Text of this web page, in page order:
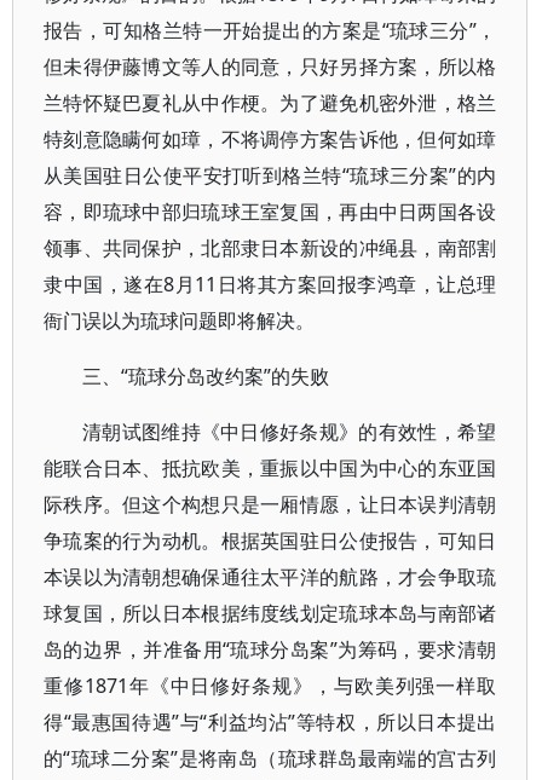
报告，可知格兰特一开始提出的方案是“琉球三分”，
但未得伊藤博文等人的同意，只好另择方案，所以格
兰特怀疑巴夏礼从中作梗。为了避免机密外泄，格兰
特刻意隐瞒何如璋，不将调停方案告诉他，但何如璋
从美国驻日公使平安打听到格兰特“琉球三分案”的内
容，即琉球中部归琉球王室复国，再由中日两国各设
领事、共同保护，北部隶日本新设的冲绳县，南部割
隶中国，遂在8月11日将其方案回报李鸿章，让总理
衙门误以为琉球问题即将解决。
三、“琉球分岛改约案”的失败
清朝试图维持《中日修好条规》的有效性，希望
能联合日本、抵抗欧美，重振以中国为中心的东亚国
际秩序。但这个构想只是一厢情愿，让日本误判清朝
争琉案的行为动机。根据英国驻日公使报告，可知日
本误以为清朝想确保通往太平洋的航路，才会争取琉
球复国，所以日本根据纬度线划定琉球本岛与南部诸
岛的边界，并准备用“琉球分岛案”为筹码，要求清朝
重修1871年《中日修好条规》，与欧美列强一样取
得“最惠国待遇”与“利益均沾”等特权，所以日本提出
的“琉球二分案”是将南岛（琉球群岛最南端的宫古列